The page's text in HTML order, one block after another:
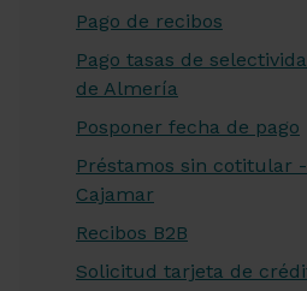
Pago de recibos
Pago tasas de
de Almería
Posponer fecha de pago
Préstamos sin cotitular
Cajamar
Recibos B2B
Solicitud tarjeta de